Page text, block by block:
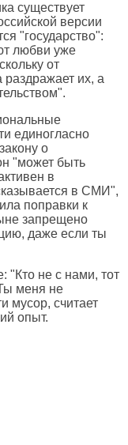
существует
версии
"государство":
любви уже
от
раздражает их, а
единогласно
о
"может быть
в
в СМИ",
поправки к
запрещено
даже если ты
"Кто не с нами, тот
меня не
мусор, считает
опыт.